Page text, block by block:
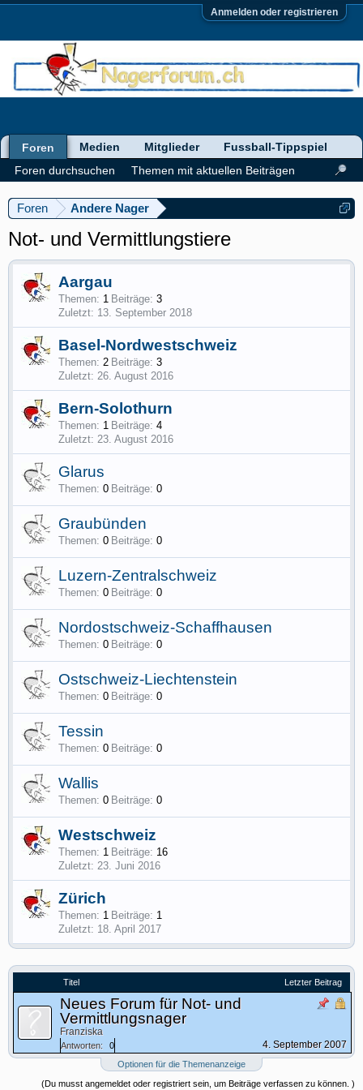
Anmelden oder registrieren
Foren Andere Nager
Not- und Vermittlungstiere
Aargau
Themen: 1 Beiträge: 3
13. September 2018
Basel-Nordwestschweiz
Themen: 2 Beiträge: 3
26. August 2016
Bern-Solothurn
Themen: 1 Beiträge: 4
23. August 2016
Glarus
Themen: 0 Beiträge: 0
Graubünden
Themen: 0 Beiträge: 0
Luzern-Zentralschweiz
Themen: 0 Beiträge: 0
Nordostschweiz-Schaffhausen
Themen: 0 Beiträge: 0
Ostschweiz-Liechtenstein
Themen: 0 Beiträge: 0
Tessin
Themen: 0 Beiträge: 0
Wallis
Themen: 0 Beiträge: 0
Westschweiz
Themen: 1 Beiträge: 16
23. Juni 2016
Zürich
Themen: 1 Beiträge: 1
18. April 2017
Titel Letzter Beitrag
Neues Forum für Not- und
Vermittlungsnager
Franziska
Antworten: 0 4. September 2007
Optionen für die Themenanzeige
(Du musst angemeldet oder registriert sein, um Beiträge verfassen zu können. )
Foren
Foren durchsuchen
Themen mit aktuellen Beiträgen
Medien Mitglieder Fussball-Tippspiel